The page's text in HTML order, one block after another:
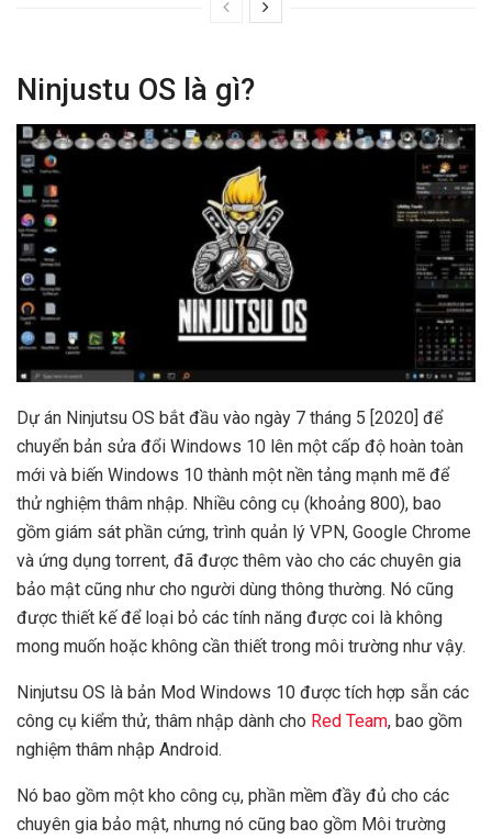
Ninjustu OS là gì?
Dự án Ninjutsu OS bắt đầu vào ngày 7 tháng 5 [2020] để
chuyển bản sửa đổi Windows 10 lên một cấp độ hoàn toàn
mới và biến Windows 10 thành một nền tảng mạnh mẽ để
thử nghiệm thâm nhập. Nhiều công cụ (khoảng 800), bao
gồm giám sát phần cứng, trình quản lý VPN, Google Chrome
và ứng dụng torrent, đã được thêm vào cho các chuyên gia
bảo mật cũng như cho người dùng thông thường. Nó cũng
được thiết kế để loại bỏ các tính năng được coi là không
mong muốn hoặc không cần thiết trong môi trường như vậy.
Ninjutsu OS là bản Mod Windows 10 được tích hợp sẵn các
công cụ kiểm thử, thâm nhập dành cho Red Team, bao gồm
nghiệm thâm nhập Android.
Nó bao gồm một kho công cụ, phần mềm đầy đủ cho các
chuyên gia bảo mật, nhưng nó cũng bao gồm Môi trường